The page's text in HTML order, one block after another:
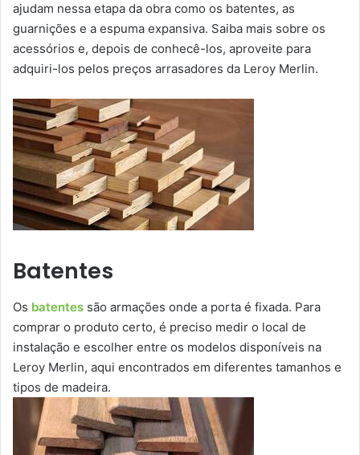
ajudam nessa etapa da obra como os batentes, as
guarnições e a espuma expansiva. Saiba mais sobre os
acessórios e, depois de conhecê-los, aproveite para
adquiri-los pelos preços arrasadores da Leroy Merlin.
Batentes
Os batentes são armações onde a porta é fixada. Para
comprar o produto certo, é preciso medir o local de
instalação e escolher entre os modelos disponíveis na
Leroy Merlin, aqui encontrados em diferentes tamanhos e
tipos de madeira.